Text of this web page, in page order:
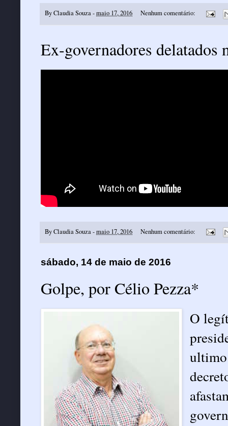
ByClaudia Souza-maio 17, 2016 Nenhum comentário:
Ex-governadores delatados
ByClaudia Souza-maio 17, 2016 Nenhum comentário:
sábado, 14 de maio de 2016
Golpe, por Célio Pezza*
O